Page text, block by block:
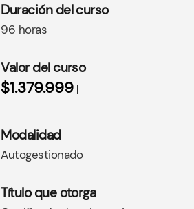
Duración del curso
96 horas
Valor del curso
$1.379.999 |
Modalidad
Autogestionado
Título que otorga